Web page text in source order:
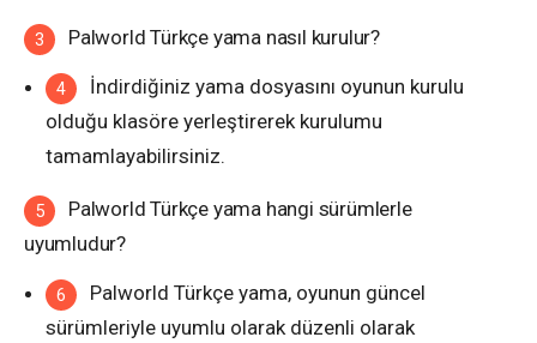
Palworld Türkçe yama nasıl kurulur?
İndirdiğiniz yama dosyasını oyunun kurulu
olduğu klasöre yerleştirerek kurulumu
tamamlayabilirsiniz.
Palworld Türkçe yama hangi sürümlerle
uyumludur?
Palworld Türkçe yama, oyunun güncel
sürümleriyle uyumlu olarak düzenli olarak